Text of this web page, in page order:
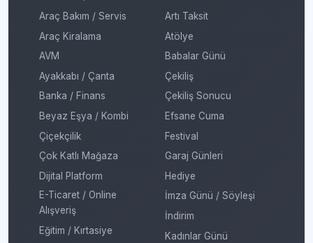
Araç Bakım / Servis
Araç Kiralama
AVM
Ayakkabı / Çanta
Banka / Finans
Beyaz Eşya / Kombi
Çiçekçilik
Çok Katlı Mağaza
Dijital Platform
E-Ticaret / Online
Alışveriş
Eğitim / Kırtasiye
Artı Taksit
Atölye
Babalar Günü
Çekiliş
Çekiliş Sonucu
Efsane Cuma
Festival
Garaj Günleri
Hediye
İmza Günü / Söyleşi
İndirim
Kadınlar Günü